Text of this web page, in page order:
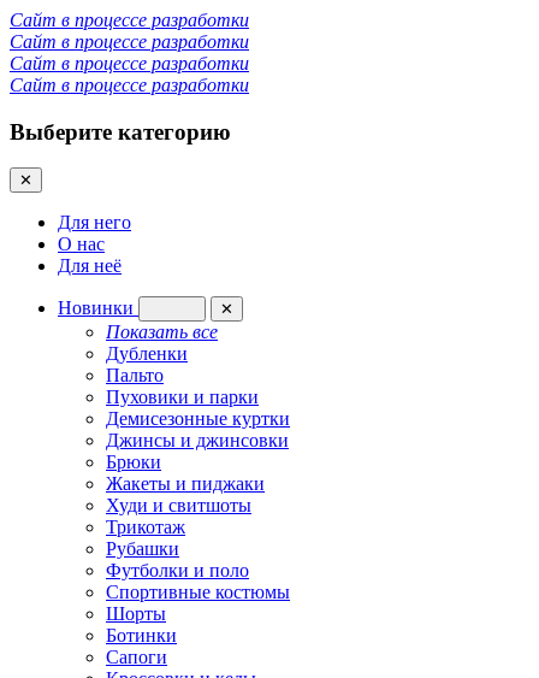
Сайт в процессе разработки
Сайт в процессе разработки
Сайт в процессе разработки
Сайт в процессе разработки
Выберите категорию
✕
Для него
О нас
Для неё
Новинки ✕
Показать все
Дубленки
Пальто
Пуховики и парки
Демисезонные куртки
Джинсы и джинсовки
Брюки
Жакеты и пиджаки
Худи и свитшоты
Трикотаж
Рубашки
Футболки и поло
Спортивные костюмы
Шорты
Ботинки
Сапоги